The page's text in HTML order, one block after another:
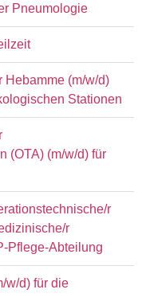
Pneumologie
Hebamme (m/w/d)
Stationen
(OTA) (m/w/d) für
r
r
Pflege-Abteilung
w/d) für die